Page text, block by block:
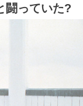
闘っていた?